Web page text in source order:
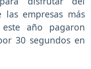
empresas más
año pagaron
30 segundos en